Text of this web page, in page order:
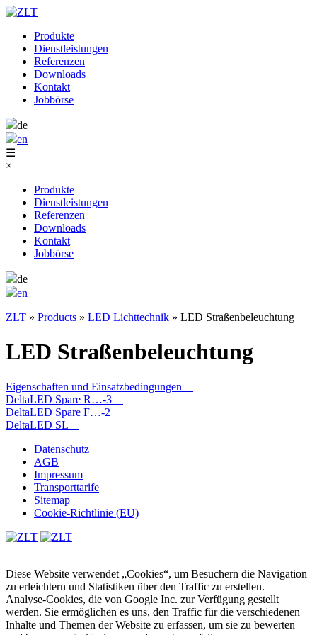
Produkte
Dienstleistungen
Referenzen
Downloads
Kontakt
Jobbörse
de
en
☰
×
Produkte
Dienstleistungen
Referenzen
Downloads
Kontakt
Jobbörse
de
en
ZLT » Products » LED Lichttechnik » LED Straßenbeleuchtung
LED Straßenbeleuchtung
Eigenschaften und Einsatzbedingungen
DeltaLED Spare R…-3
DeltaLED Spare F…-2
DeltaLED SL
Datenschutz
AGB
Impressum
Transporttarife
Sitemap
Cookie-Richtlinie (EU)
Diese Website verwendet „Cookies“, um Besuchern die Navigation
zu erleichtern und Statistiken über den Traffic zu erstellen.
Analyse-Cookies, die von Google Inc. zur Verfügung gestellt
werden. Sie ermöglichen es uns, den Traffic für die verschiedenen
Inhalte und Themen der Website zu erfassen, um sie zu bewerten